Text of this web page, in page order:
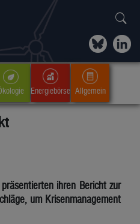
Energiebörse Allgemein
ihren Bericht zur
um Krisenmanagement